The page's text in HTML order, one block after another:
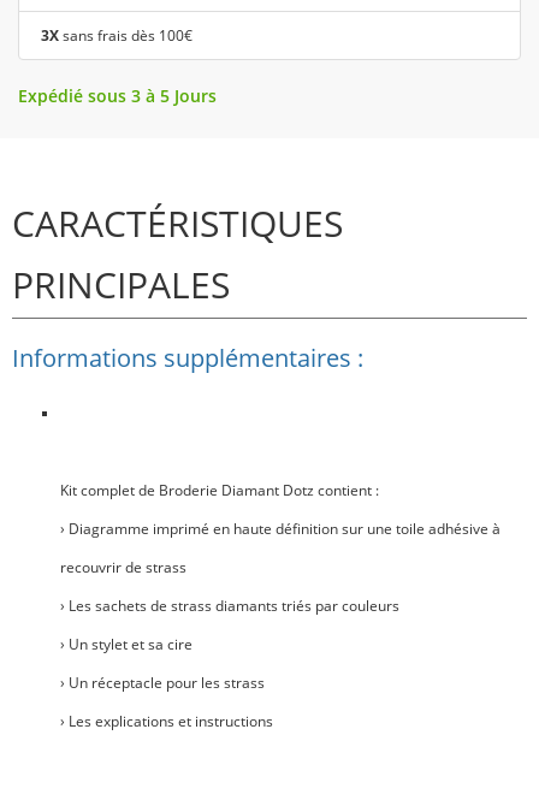
3Xsans frais dès 100€
Expédié sous 3 à 5 Jours
CARACTÉRISTIQUES
PRINCIPALES
Informations supplémentaires :
Kit complet de Broderie Diamant Dotz contient :
› Diagramme imprimé en haute définition sur une toile adhésive à
recouvrir de strass
› Les sachets de strass diamants triés par couleurs
› Un stylet et sa cire
› Un réceptacle pour les strass
› Les explications et instructions